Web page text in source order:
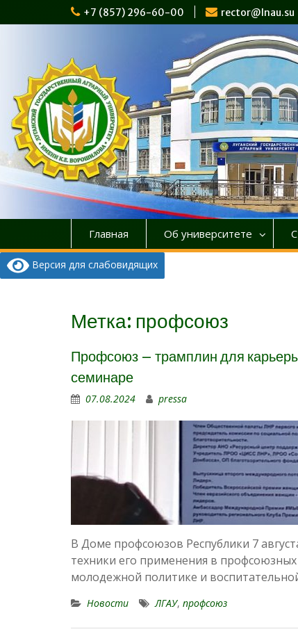
к
+7 (857) 296-60-00 rector@lnau.su
Главная Об университете
Версия для слабовидящих
Метка: профсоюз
Профсоюз – трамплин для
семинаре
07.08.2024 pressa
В Доме профсоюзов Республики 7
техники его применения в
молодежной политике и
Новости ЛГАУ, профсоюз